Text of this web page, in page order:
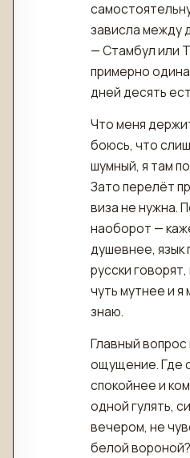
зависла между
— Стамбул или
примерно
дней десять
Что меня
боюсь, что
шумный, я там
Зато перелёт
виза не нужна.
наоборот —
душевнее,
русски
чуть мутнее и я
знаю.
Главный
ощущение. Где
спокойнее и
одной гулять,
вечером, не
белой